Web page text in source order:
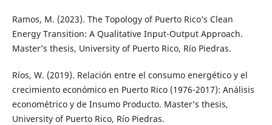
Ramos, M. (2023). The Topology of Puerto Rico’s Clean
Energy Transition: A Qualitative Input-Output Approach.
Master’s thesis, University of Puerto Rico, Río Piedras.
Ríos, W. (2019). Relación entre el consumo energético y el
crecimiento económico en Puerto Rico (1976-2017): Análisis
econométrico y de Insumo Producto. Master’s thesis,
University of Puerto Rico, Río Piedras.